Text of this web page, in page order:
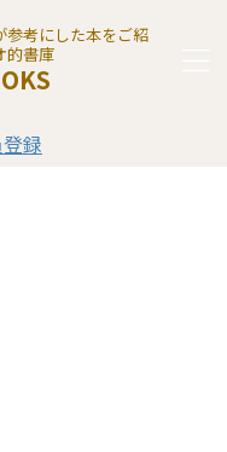
参考にした本をご紹
的書庫
録